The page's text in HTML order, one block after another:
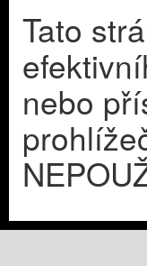
Tato
nebo